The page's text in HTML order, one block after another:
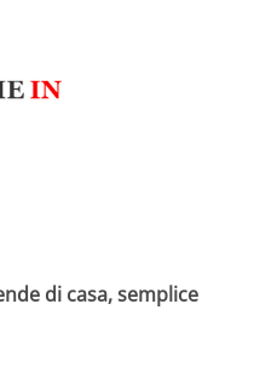
di casa, semplice